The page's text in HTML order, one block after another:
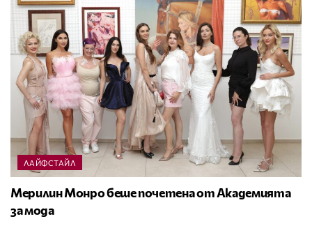
ЛАЙФСТАЙЛ
Мерилин Монро беше почетена от Академията
за мода